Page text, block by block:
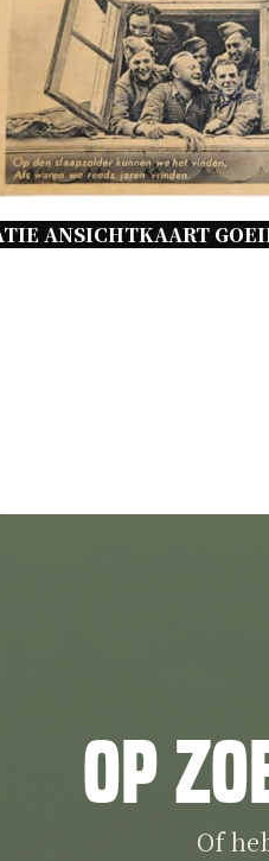
ANSICHTKAART
Op
Of